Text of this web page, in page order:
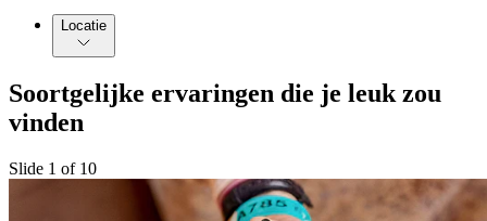
Locatie
Soortgelijke ervaringen die je leuk zou
vinden
Slide 1 of 10